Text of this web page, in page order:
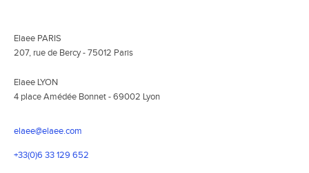
Elaee PARIS
207, rue de Bercy - 75012 Paris
Elaee LYON
4 place Amédée Bonnet - 69002 Lyon
elaee@elaee.com
+33(0)6 33 129 652